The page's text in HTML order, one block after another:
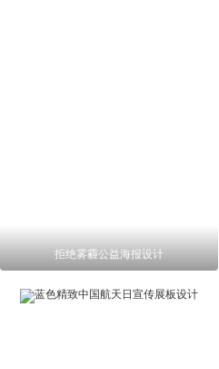
拒绝雾霾公益海报设计